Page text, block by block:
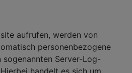
aufrufen, werden von
personenbezogene
sogenannten Server-Log-
handelt es sich um